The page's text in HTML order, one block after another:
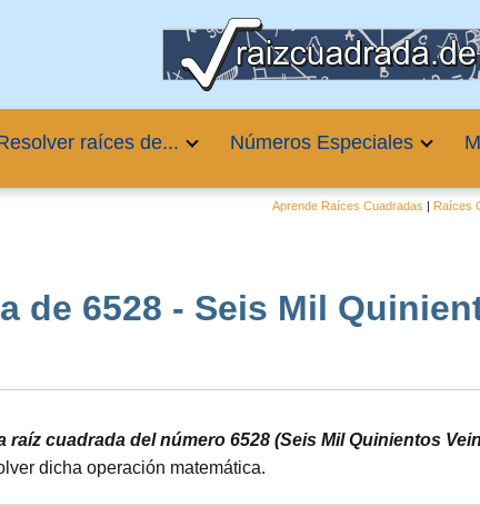
raíces de... Números Especiales
Aprende Raíces Cuadradas | Raíces
de 6528 - Seis Mil
raíz cuadrada del número 6528 (Seis Mil Quinientos
dicha operación matemática.